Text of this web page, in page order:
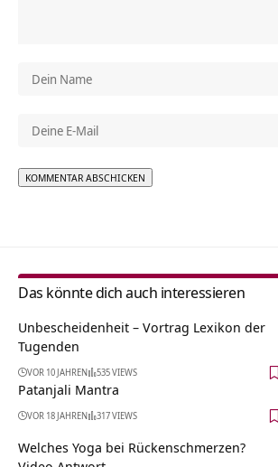
Das könnte dich auch interessieren
Unbescheidenheit – Vortrag Lexikon der
Tugenden
VOR 10 JAHREN 535 VIEWS
Patanjali Mantra
VOR 18 JAHREN 317 VIEWS
Welches Yoga bei Rückenschmerzen?